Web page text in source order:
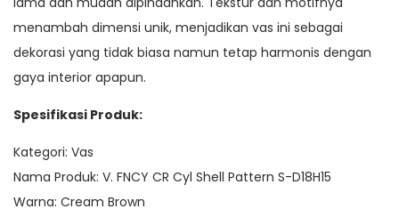
menambah dimensi unik, menjadikan vas ini sebagai
dekorasi yang tidak biasa namun tetap harmonis dengan
gaya interior apapun.
Spesifikasi Produk:
Kategori: Vas
Nama Produk: V. FNCY CR Cyl Shell Pattern S-D18H15
Warna: Cream Brown